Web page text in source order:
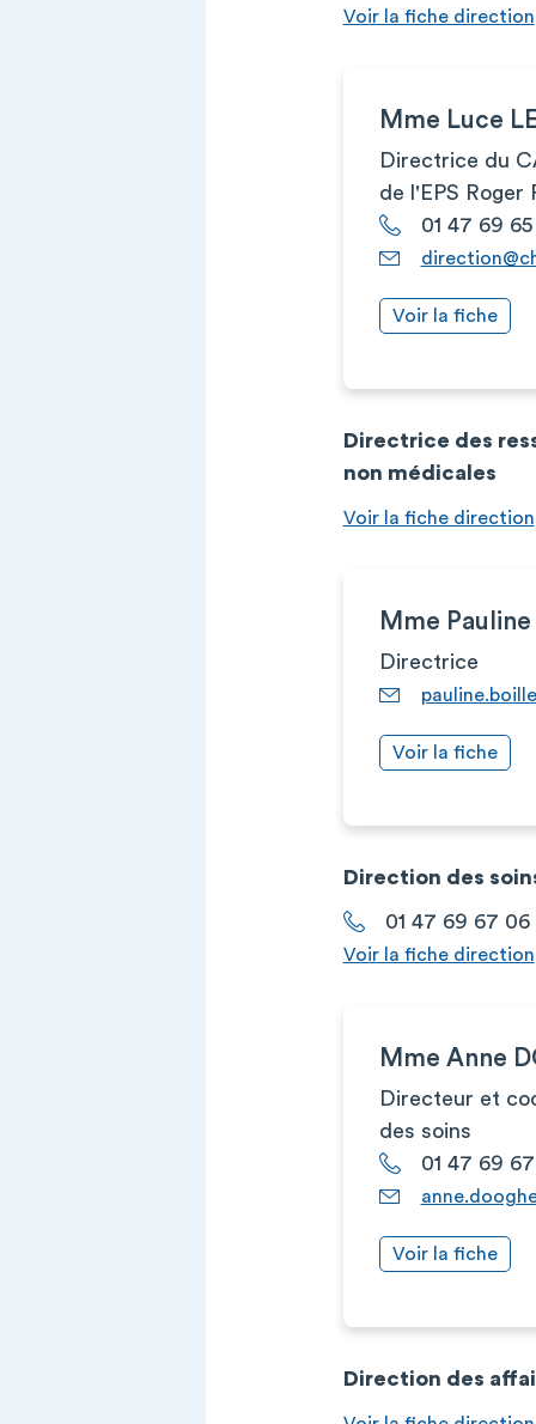
Voir la fiche direction
Mme Luce
Directrice du
de l'EPS Roger
01 47 69
Voir la fiche
Directrice des
non médicales
Voir la fiche direction
Mme
Directrice
Voir la fiche
Direction des
01 47 69 67 06
Voir la fiche direction
Mme Anne
Directeur et
des soins
01 47 69
Voir la fiche
Direction des